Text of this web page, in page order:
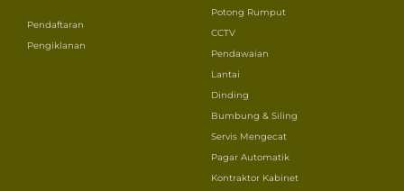
Pendaftaran
Pengiklanan
Potong Rumput
CCTV
Pendawaian
Lantai
Dinding
Bumbung & Siling
Servis Mengecat
Pagar Automatik
Kontraktor Kabinet